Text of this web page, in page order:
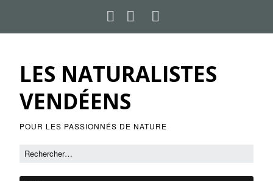
LES NATURALISTES
VENDÉENS
POUR LES PASSIONNÉS DE NATURE